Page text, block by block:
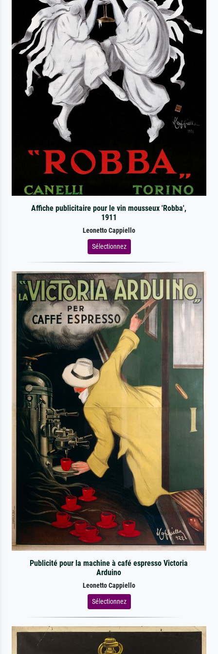
Affiche publicitaire pour le vin mousseux 'Robba',
1911
Leonetto Cappiello
Sélectionnez
Publicité pour la machine à café espresso Victoria
Arduino
Leonetto Cappiello
Sélectionnez